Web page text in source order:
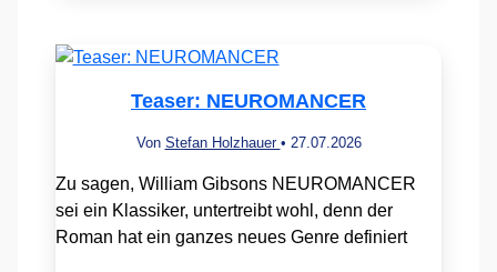
Teaser: NEUROMANCER
Von Stefan Holzhauer • 27.07.2026
Zu sagen, William Gibsons NEUROMANCER
sei ein Klassiker, untertreibt wohl, denn der
Roman hat ein ganzes neues Genre definiert